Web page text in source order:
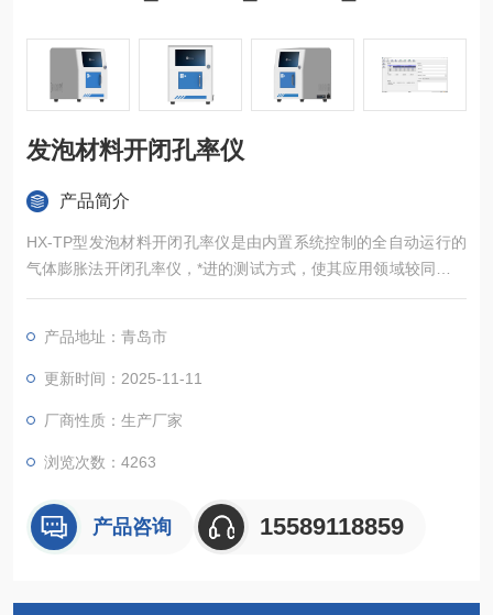
发泡材料开闭孔率仪
产品简介
HX-TP型发泡材料开闭孔率仪是由内置系统控制的全自动运行的
气体膨胀法开闭孔率仪，*进的测试方式，使其应用领域较同类仪
器更广，能准确测定粉体、块状固体、浆状物质、泡沫等多种材
校、研究机构、企业的材料分析检测实验室，为食品安全、新能
源、新材料、环保 、矿产等行业的材料检测提供重要的科学依
产品地址：青岛市
更新时间：2025-11-11
厂商性质：生产厂家
浏览次数：4263
产品咨询 15589118859